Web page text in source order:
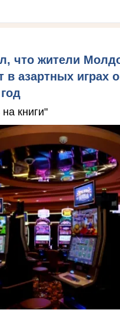
что жители
в азартных играх
книги"